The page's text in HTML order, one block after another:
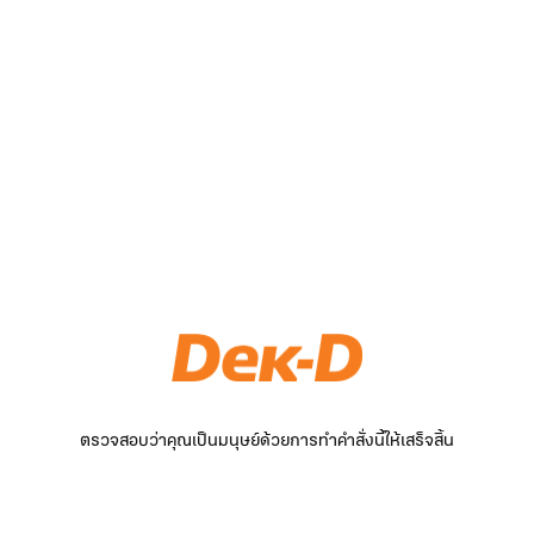
ตรวจสอบว่าคุณเป็นมนุษย์ด้วยการทำคำสั่งนี้ให้เสร็จสิ้น